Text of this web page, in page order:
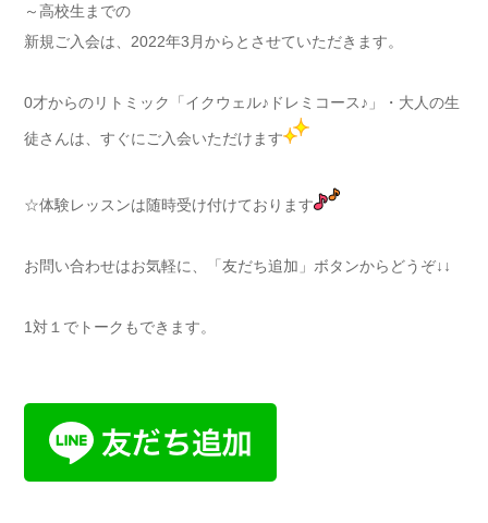
～高校生までの
新規ご入会は、2022年3月からとさせていただきます。
0才からのリトミック「イクウェル♪ドレミコース♪」・大人の生
徒さんは、すぐにご入会いただけます
☆体験レッスンは随時受け付けております
お問い合わせはお気軽に、「友だち追加」ボタンからどうぞ↓↓
1対１でトークもできます。